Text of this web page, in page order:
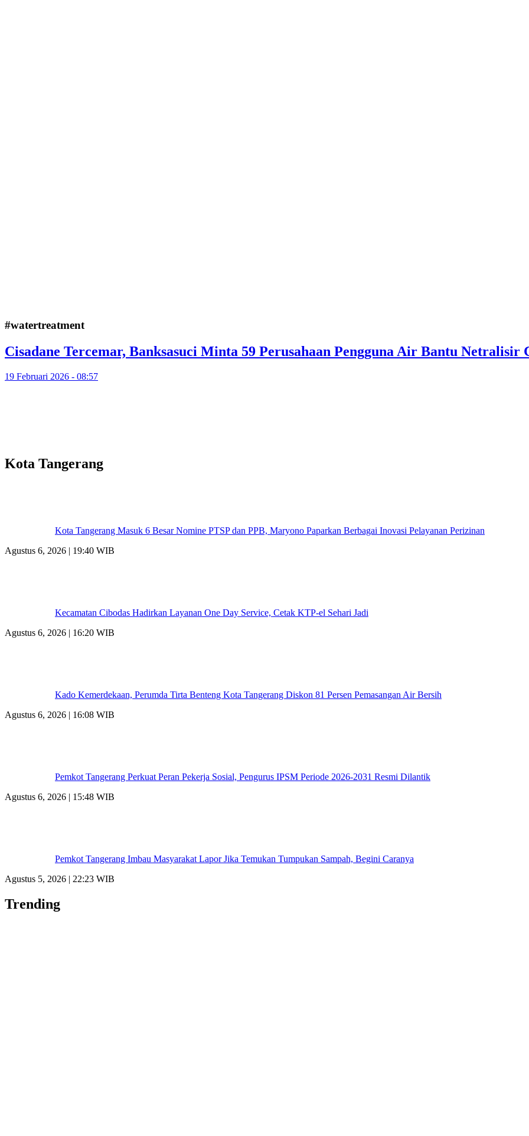
#watertreatment
Cisadane Tercemar, Banksasuci Minta 59 Perusahaan Pengguna Air Bantu Netralisir
19 Februari 2026 - 08:57
Kota Tangerang
Kota Tangerang Masuk 6 Besar Nomine PTSP dan PPB, Maryono Paparkan Berbagai Inovasi Pelayanan Perizinan
Agustus 6, 2026 | 19:40 WIB
Kecamatan Cibodas Hadirkan Layanan One Day Service, Cetak KTP-el Sehari Jadi
Agustus 6, 2026 | 16:20 WIB
Kado Kemerdekaan, Perumda Tirta Benteng Kota Tangerang Diskon 81 Persen Pemasangan Air Bersih
Agustus 6, 2026 | 16:08 WIB
Pemkot Tangerang Perkuat Peran Pekerja Sosial, Pengurus IPSM Periode 2026-2031 Resmi Dilantik
Agustus 6, 2026 | 15:48 WIB
Pemkot Tangerang Imbau Masyarakat Lapor Jika Temukan Tumpukan Sampah, Begini Caranya
Agustus 5, 2026 | 22:23 WIB
Trending